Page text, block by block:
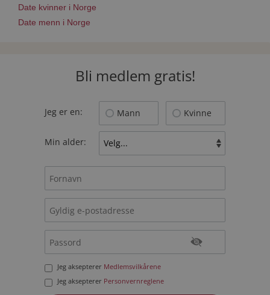
Date kvinner i Norge
Date menn i Norge
Bli medlem gratis!
Jeg er en: Mann Kvinne
Min alder:
Jeg aksepterer Medlemsvilkårene
Jeg aksepterer Personvernreglene